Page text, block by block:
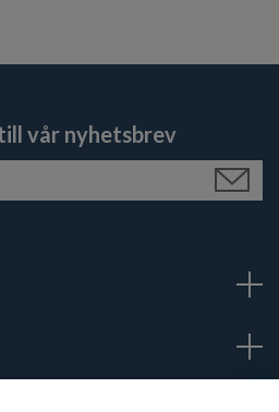
vår nyhetsbrev